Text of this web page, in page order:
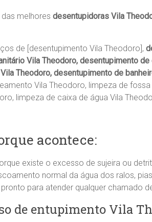
melhores desentupidoras Vila
de [desentupimento Vila Theodoro],
Vila Theodoro, desentupimento
Theodoro, desentupimento de
Vila Theodoro, limpeza de
limpeza de caixa de água Vila
acontece:
existe o excesso de sujeira ou
normal da água dos ralos,
para atender qualquer chamado
de entupimento Vila